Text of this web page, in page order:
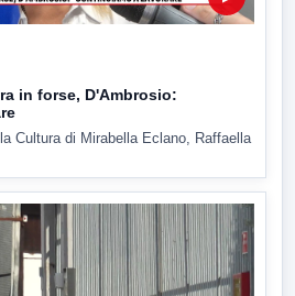
in forse, D'Ambrosio:
Cultura di Mirabella Eclano, Raffaella